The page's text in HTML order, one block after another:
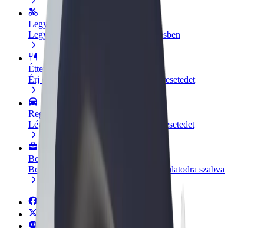
Legyél futár
Legyél futár és részesülj heti kifizetésben
Étterem vagy üzlet hozzáadása
Érj el több felhasználót és növeld keresetedet
Regisztrálj flottatulajdonosként
Légy Bolt flottapartner és növeld keresetedet
Bolt for Business
Bolt termékek és szolgáltatások a vállalatodra szabva